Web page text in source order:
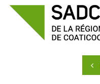
Passer